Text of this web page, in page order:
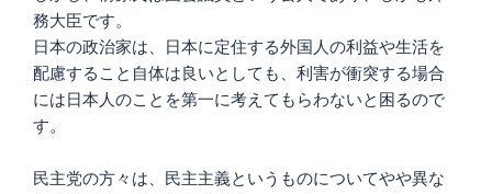
務大臣です。
日本の政治家は、日本に定住する外国人の利益や生活を
配慮すること自体は良いとしても、利害が衝突する場合
には日本人のことを第一に考えてもらわないと困るので
す。
民主党の方々は、民主主義というものについてやや異な